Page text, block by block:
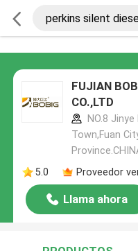
FUJIAN
CO.,LTD
NO.8
Town,Fuan
5.0
Proveedor
Llama ahora